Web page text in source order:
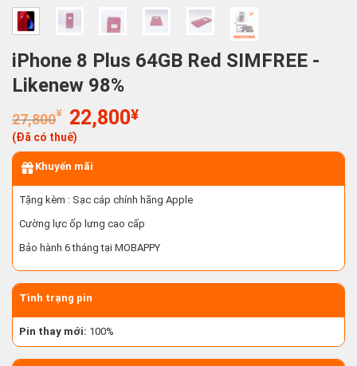
iPhone 8 Plus 64GB Red SIMFREE -
Likenew 98%
27,800¥
Giá
gốc
là:
27,800¥.
22,800¥Giá
tại
22,800¥.
(Đã có thuế)
Khuyến mãi
Tặng kèm : Sạc cáp chính hãng Apple
Cường lực ốp lưng cao cấp
Bảo hành 6 tháng tại MOBAPPY
Tình trạng pin
Pin thay mới: 100%